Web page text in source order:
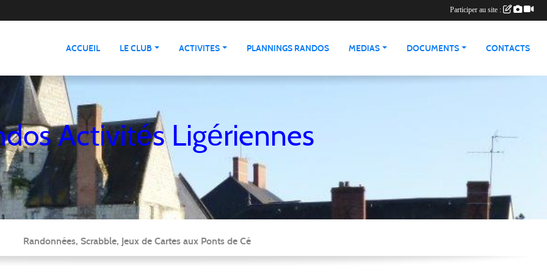
ACCUEIL LE CLUB ACTIVITES PLANNINGS RANDOS MEDIAS DOCUMENTS CONTACTS
Activités Ligériennes
Randonnées, Scrabble, Jeux de Cartes aux Ponts de Cé
Participer au site :